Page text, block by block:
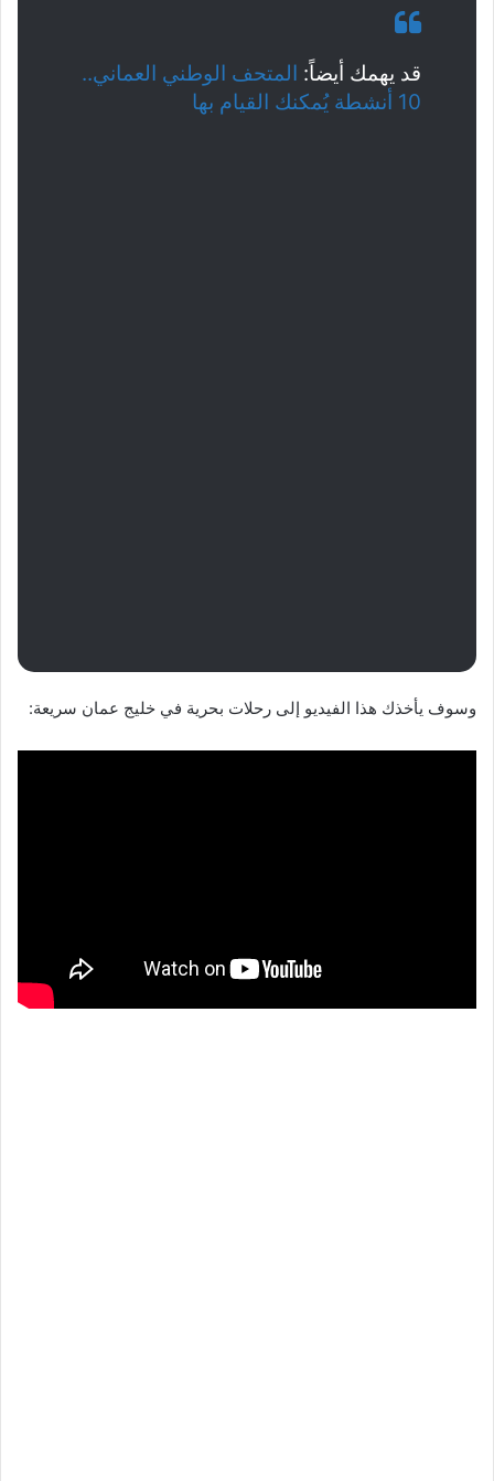
قد يهمك أيضاً: المتحف الوطني العماني..
10 أنشطة يُمكنك القيام بها
وسوف يأخذك هذا الفيديو إلى رحلات بحرية في خليج عمان سريعة: